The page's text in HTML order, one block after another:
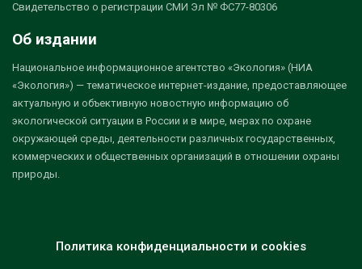
Свидетельство о регистрации СМИ Эл № ФС77-80306
Об издании
Национальное информационное агентство «Экология» (НИА
«Экология») — тематическое интернет-издание, предоставляющее
актуальную и объективную новостную информацию об
экологической ситуации в России и в мире, мерах по охране
окружающей среды, деятельности различных государственных,
коммерческих и общественных организаций в отношении охраны
природы.
Политика конфиденциальности и cookies